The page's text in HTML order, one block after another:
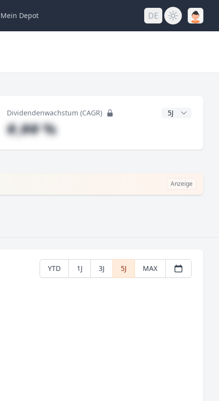
Mein Depot DE
Dividendenwachstum (CAGR) CAGR Jahre
#,## %
Anzeige
YTD 1J 3J 5J MAX